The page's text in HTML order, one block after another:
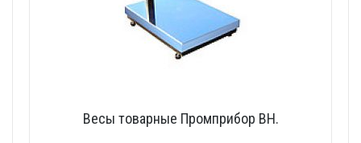
Весы товарные Промприбор ВН.